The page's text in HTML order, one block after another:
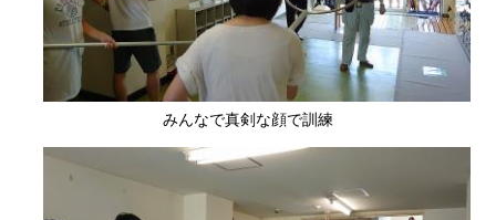
みんなで真剣な顔で訓練